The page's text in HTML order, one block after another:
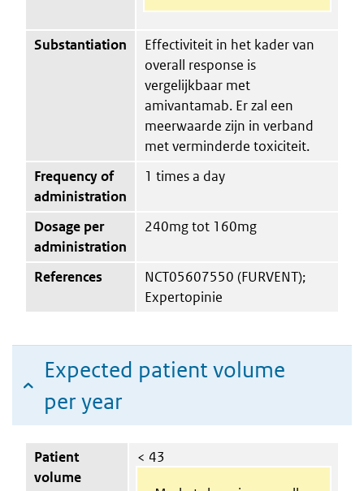
Substantiation
Effectiviteit in het kader van
overall response is
vergelijkbaar met
amivantamab. Er zal een
meerwaarde zijn in verband
met verminderde toxiciteit.
Frequency of
administration
1 times a day
Dosage per
administration
240mg tot 160mg
References
NCT05607550 (FURVENT);
Expertopinie
Expected patient volume
per year
Patient
volume
< 43